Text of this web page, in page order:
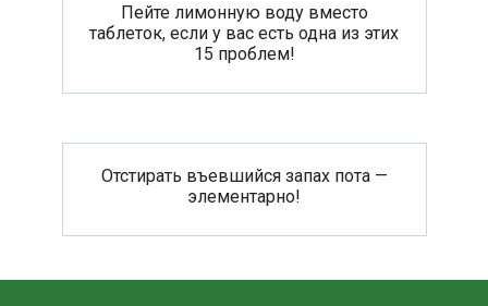
Пейте лимонную воду вместо
таблеток, если у вас есть одна из этих
15 проблем!
Отстирать въевшийся запах пота —
элементарно!